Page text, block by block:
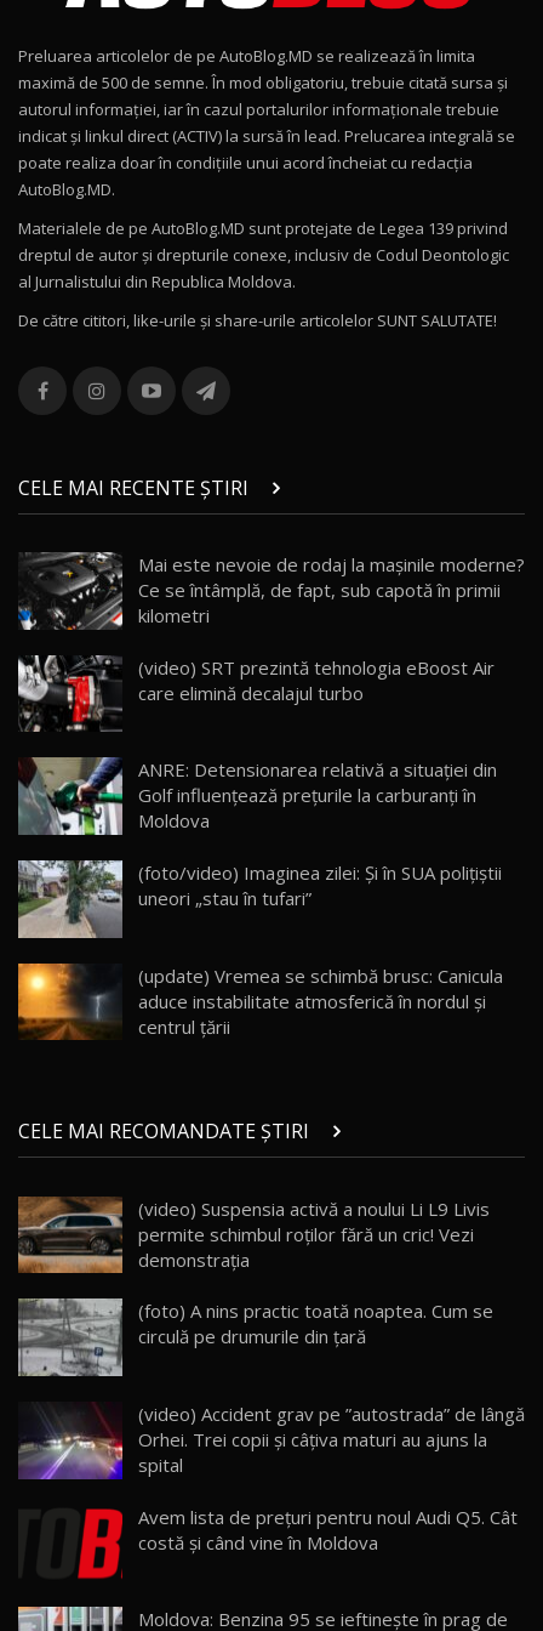
Mercedes-AMG E 53 HYBRID 4MATIC+ / Test
Drive AutoBlog.MD
16:27
11
Noul Volvo ES90 / Test Drive AutoBlog.MD
12
Noul MG HS / Test Drive AutoBlog.MD
16:48
13
combină aventura cu luxul / AutoBlog.MD
36:08
chinez care face lumea să se întoarcă după el
/ AutoBlog.MD
17:27
15 14:37
16
AutoBlogMD
13:10
17 20:06
30:08
AutoBlog.MD
23:36
20
Noul ZEEKR 7X / Test Drive AutoBlog.MD
29:08
21
Micul BYD Dolphin Surf / Test Drive
AutoBlog.MD
16:59
22
Noua Mazda 6e / Test Drive AutoBlog.MD
26:59
23
Lynk & Co 01 / Test Drive AutoBlog.MD
25:19
24
ZEEKR 009: Cel mai Performant și Confortabil
Van Electric Testat în Moldova / AutoBlog.MD
26:38
mai Exclusiv și Puternic Defender Testat în
Moldova
32:21
26
AutoBlog.MD
Preluarea articolelor de pe AutoBlog.MD se realizează în limita
maximă de 500 de semne. În mod obligatoriu, trebuie citată sursa și
autorul informației, iar în cazul portalurilor informaționale trebuie
indicat și linkul direct (ACTIV) la sursă în lead. Prelucarea integrală se
poate realiza doar în condițiile unui acord încheiat cu redacţia
AutoBlog.MD.
Materialele de pe AutoBlog.MD sunt protejate de Legea 139 privind
dreptul de autor și drepturile conexe, inclusiv de Codul Deontologic
al Jurnalistului din Republica Moldova.
De către cititori, like-urile şi share-urile articolelor SUNT SALUTATE!
CELE MAI RECENTE ȘTIRI
Mai este nevoie de rodaj la mașinile moderne?
Ce se întâmplă, de fapt, sub capotă în primii
kilometri
(video) SRT prezintă tehnologia eBoost Air
care elimină decalajul turbo
ANRE: Detensionarea relativă a situației din
Golf influențează prețurile la carburanți în
Moldova
(foto/video) Imaginea zilei: Și în SUA polițiștii
uneori „stau în tufari”
(update) Vremea se schimbă brusc: Canicula
aduce instabilitate atmosferică în nordul și
centrul țării
CELE MAI RECOMANDATE ȘTIRI
(video) Suspensia activă a noului Li L9 Livis
permite schimbul roților fără un cric! Vezi
demonstrația
(foto) A nins practic toată noaptea. Cum se
circulă pe drumurile din ţară
(video) Accident grav pe ”autostrada” de lângă
Orhei. Trei copii și câțiva maturi au ajuns la
spital
Avem lista de preţuri pentru noul Audi Q5. Cât
costă şi când vine în Moldova
Moldova: Benzina 95 se ieftinește în prag de